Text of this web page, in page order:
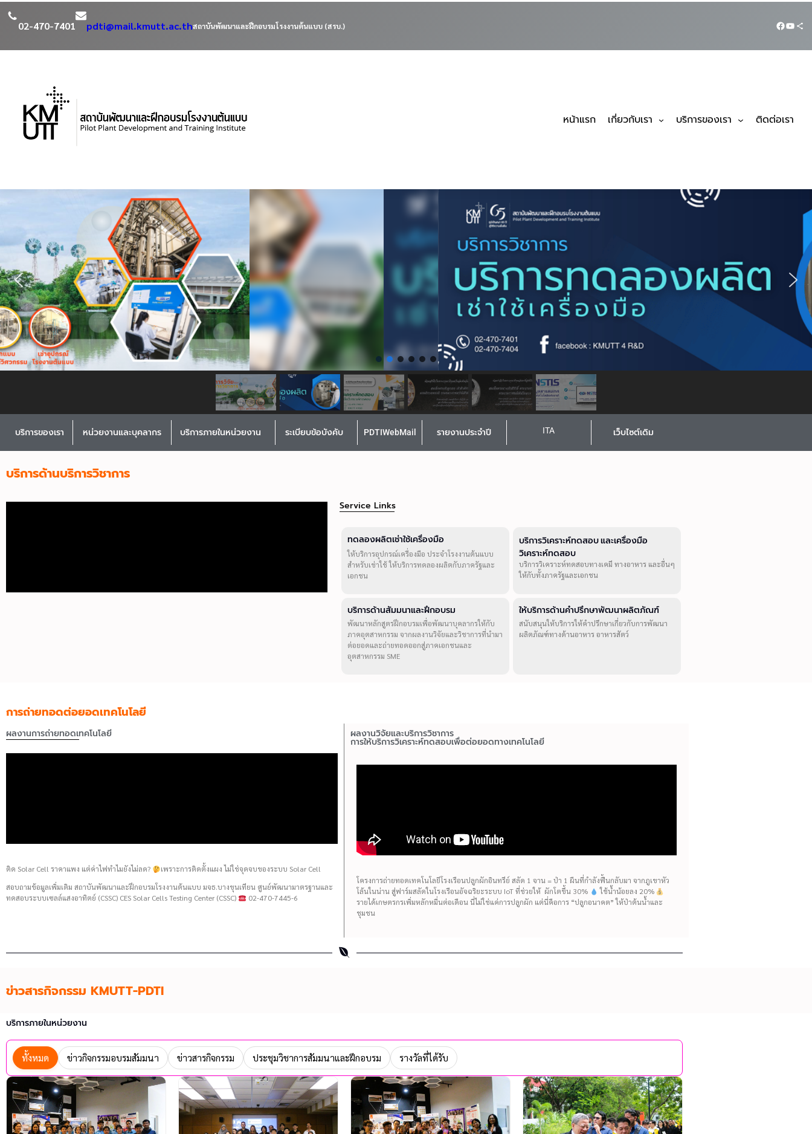
02-470-7401 pdti@mail.kmutt.ac.thสถาบันพัฒนาและฝึกอบรมโรงงานต้นแบบ (สรบ.)
หน้าแรก เกี่ยวกับเรา บริการของเรา ติดต่อเรา
บริการของเรา หน่วยงานและบุคลากร บริการภายในหน่วยงาน ระเบียบข้อบังคับ PDTIWebMail รายงานประจำปี ITA เว็บไซต์เดิม
บริการด้านบริการวิชาการ
Service Links
ทดลองผลิตเช่าใช้เครื่องมือ
ให้บริการอุปกรณ์เครื่องมือ ประจำโรงงานต้นแบบ
สำหรับเช่าใช้ ให้บริการทดลองผลิตกับภาครัฐและ
เอกชน
บริการวิเคราะห์ทดสอบ และเครื่องมือ
วิเคราะห์ทดสอบ
บริการวิเคราะห์ทดสอบทางเคมี ทางอาหาร และอื่นๆ
ให้กับทั้งภาครัฐและเอกชน
บริการด้านสัมมนาและฝึกอบรม
พัฒนาหลักสูตรฝึกอบรมเพื่อพัฒนาบุคลากรให้กับ
ภาคอุตสาหกรรม จากผลงานวิจัยและวิชาการที่นำมา
ต่อยอดและถ่ายทอดออกสู่ภาคเอกชนและ
อุตสาหกรรม SME
ให้บริการด้านคำปรึกษาพัฒนาผลิตภัณฑ์
สนับสนุนให้บริการให้คำปรึกษาเกี่ยวกับการพัฒนา
ผลิตภัณฑ์ทางด้านอาหาร อาหารสัตว์
การถ่ายทอดต่อยอดเทคโนโลยี
ผลงานการถ่ายทอดเทคโนโลยี
ติด Solar Cell ราคาแพง แต่ค่าไฟทำไมยังไม่ลด?
เพราะการติดตั้งแผง ไม่ใช่จุดจบของระบบ Solar Cell
สอบถามข้อมูลเพิ่มเติม สถาบันพัฒนาและฝึกอบรมโรงงานต้นแบบ มจธ.บางขุนเทียน ศูนย์พัฒนามาตรฐานและ
ทดสอบระบบเซลล์แสงอาทิตย์ (CSSC) CES Solar Cells Testing Center (CSSC)
02-470-7445-6
ผลงานวิจัยและบริการวิชาการ
การให้บริการวิเคราะห์ทดสอบเพื่อต่อยอดทางเทคโนโลยี
โครงการถ่ายทอดเทคโนโลยีโรงเรือนปลูกผักอินทรีย์ สลัด 1 จาน = ป่า 1 ผืนที่กำลังฟื้นกลับมา จากภูเขาหัว
โล้นในน่าน สู่ฟาร์มสลัดในโรงเรือนอัจฉริยะระบบ IoT ที่ช่วยให้ ผักโตขึ้น 30%
ใช้น้ำน้อยลง 20%
รายได้เกษตรกรเพิ่มหลักหมื่นต่อเดือน นี่ไม่ใช่แค่การปลูกผัก แต่นี่คือการ “ปลูกอนาคต” ให้ป่าต้นน้ำและ
ชุมชน
ข่าวสารกิจกรรม KMUTT-PDTI
บริการภายในหน่วยงาน
ทั้งหมด ข่าวกิจกรรมอบรมสัมมนา ข่าวสารกิจกรรม ประชุมวิชาการสัมมนาและฝึกอบรม รางวัลที่ได้รับ